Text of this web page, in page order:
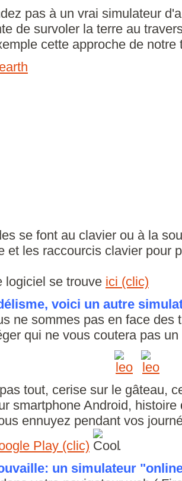
pas à un vrai simulateur
de survoler la terre au
cette approche de
se font au clavier ou à la
et les raccourcis clavier pour
logiciel se trouve ici (clic)
voici un autre
ne sommes pas en face des
qui ne vous coutera pas
tout, cerise sur le gâteau,
smartphone Android,
ennuyez pendant vos
Play (clic)
.
un simulateur